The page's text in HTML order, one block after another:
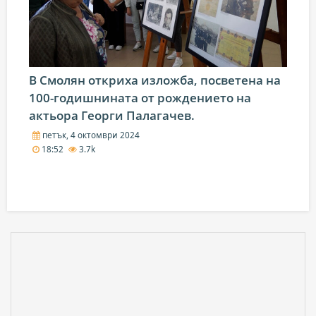
В Смолян откриха изложба, посветена на
100-годишнината от рождението на
актьора Георги Палагачев.
петък, 4 октомври 2024
18:52
3.7k